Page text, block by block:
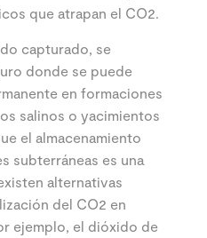
que atrapan el CO2.
capturado, se
donde se puede
en formaciones
salinos o yacimientos
el almacenamiento
subterráneas es una
alternativas
del CO2 en
ejemplo, el dióxido de